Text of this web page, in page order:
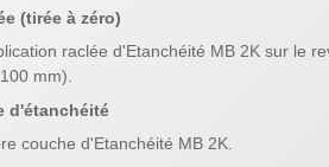
(tirée à zéro)
raclée d'Etanchéité MB 2K sur le
mm).
d'étanchéité
couche d'Etanchéité MB 2K.